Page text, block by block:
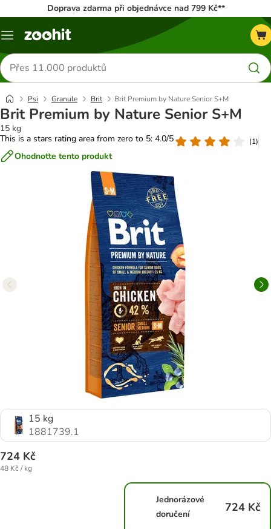
Doprava zdarma při objednávce nad 799 Kč**
Menu
Hledat
produkty
Psi Granule Brit Brit Premium by Nature Senior S+M
Brit Premium by Nature Senior S+M
15 kg
This is a stars rating area from zero to 5: 4.0/5
(1)
Ohodnoťte tento produkt
15 kg
1881739.1
724 Kč
48 Kč / kg
Jednorázové
doručení
724 Kč